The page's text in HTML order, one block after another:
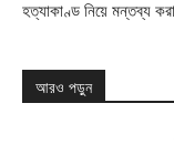
হত্যাকাণ্ড নিয়ে মন্তব্য
আরও পড়ুন